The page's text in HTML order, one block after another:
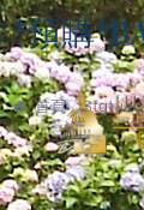
*預購
首頁